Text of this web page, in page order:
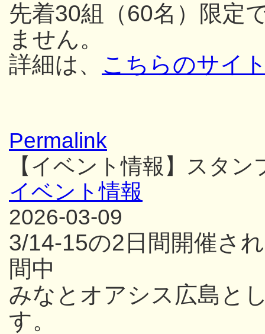
先着30組（60名）限定
ません。
詳細は、 こちらのサイ
Permalink
【イベント情報】スタ
イベント情報
2026-03-09
3/14-15の2日間開催さ
間中
みなとオアシス広島と
す。